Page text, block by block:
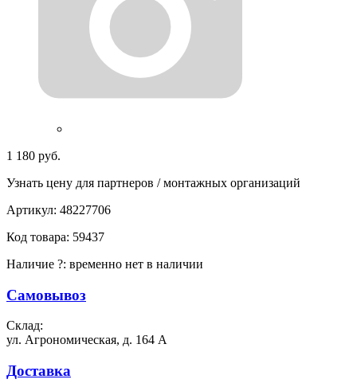
1 180 руб.
Узнать цену для партнеров / монтажных организаций
Артикул: 48227706
Код товара: 59437
Наличие ?: временно нет в наличии
Самовывоз
Склад:
ул. Агрономическая, д. 164 А
Доставка